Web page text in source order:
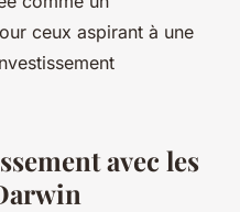
ceux aspirant à une
avec les